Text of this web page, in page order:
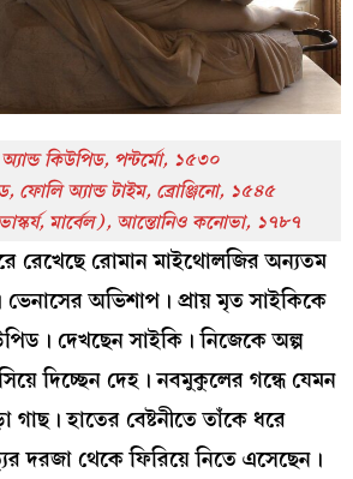
কিউপিড, পন্টর্মো, ১৫৩০
ফোলি অ্যান্ড টাইম, ব্রোঞ্জিনো, ১৫৪৫
মার্বেল), আন্তোনিও কনোভা, ১৭৮৭
রেখেছে রোমান মাইথোলজির অন্যতম
ভেনাসের অভিশাপ। প্রায় মৃত সাইকিকে
দেখছেন সাইকি। নিজেকে অল্প
দিচ্ছেন দেহ। নবমুকুলের গন্ধে যেমন
হাতের বেষ্টনীতে তাঁকে ধরে
দরজা থেকে ফিরিয়ে নিতে এসেছেন।